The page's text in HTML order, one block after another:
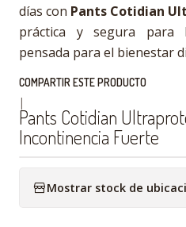
días con Pants Cotidian
práctica y segura para
pensada para el bienestar
COMPARTIR ESTE PRODUCTO
|
Pants Cotidian
Incontinencia Fuerte
Mostrar stock de